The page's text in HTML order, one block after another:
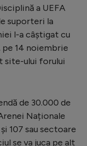
a UEFA
suporteri la
l-a câștigat cu
pe 14 noiembrie
site-ului forului
de 30.000 de
Naționale
107 sau sectoare
se va juca pe alt